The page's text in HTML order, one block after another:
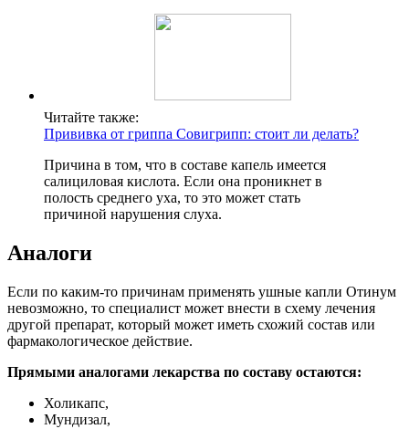
Читайте также:
Прививка от гриппа Совигрипп: стоит ли делать?
Причина в том, что в составе капель имеется
салициловая кислота. Если она проникнет в
полость среднего уха, то это может стать
причиной нарушения слуха.
Аналоги
Если по каким-то причинам применять ушные капли Отинум
невозможно, то специалист может внести в схему лечения
другой препарат, который может иметь схожий состав или
фармакологическое действие.
Прямыми аналогами лекарства по составу остаются:
Холикапс,
Мундизал,